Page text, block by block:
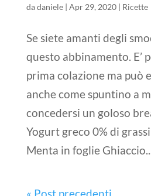
dadaniele| Apr 29, 2020| Ricette
Se siete amanti degli
questo abbinamento. E’
prima colazione ma può
anche come spuntino a
concedersi un goloso
Yogurt greco 0% di
Menta in foglie
« Post precedenti